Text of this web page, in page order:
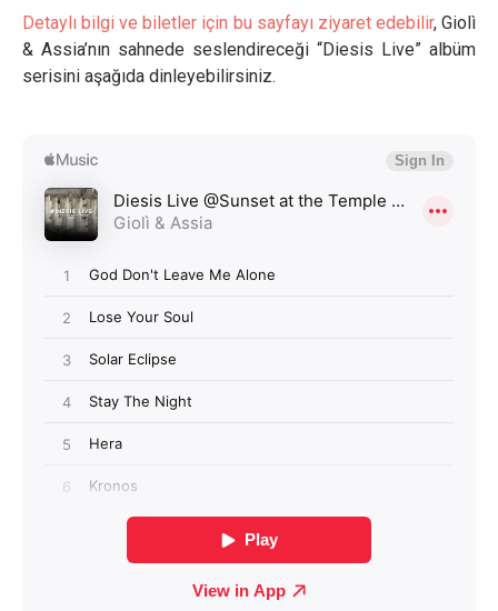
Detaylı bilgi ve biletler için bu sayfayı ziyaret edebilir, Giolì
& Assia’nın sahnede seslendireceği “Diesis Live” albüm
serisini aşağıda dinleyebilirsiniz.